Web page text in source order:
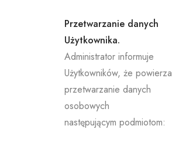
Przetwarzanie danych
Użytkownika.
Administrator informuje
Użytkowników, że powierza
przetwarzanie danych
osobowych
następującym podmiotom: